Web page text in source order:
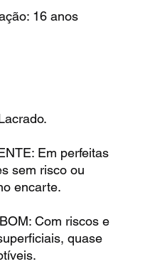
16 anos
Em perfeitas
sem risco ou
encarte.
Com riscos e
quase